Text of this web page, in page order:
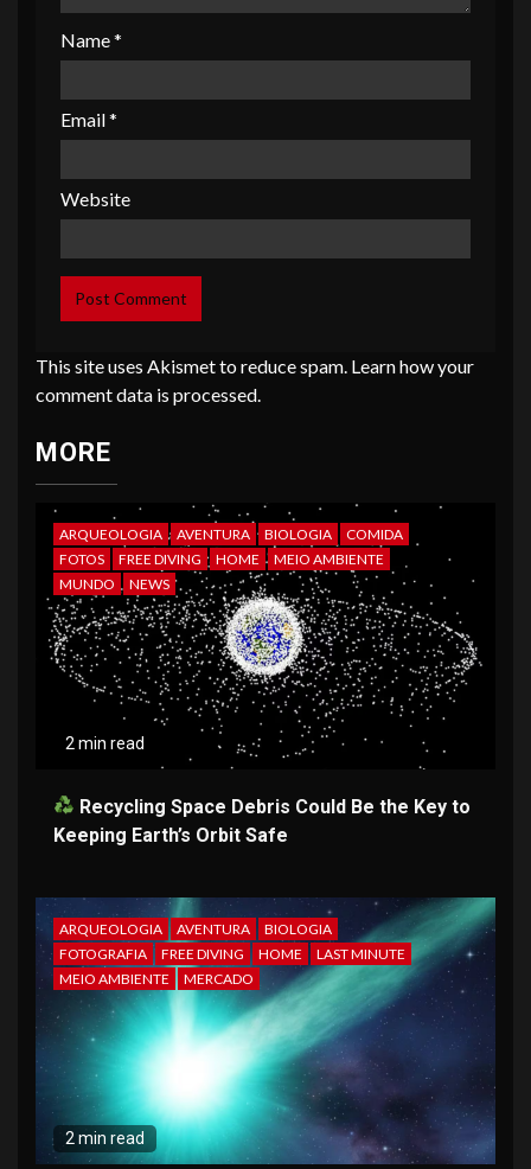
Name*
Email*
Website
This site uses Akismet to reduce spam. Learn how your
comment data is processed
MORE
ARQUEOLOGIA AVENTURA BIOLOGIA
COMIDA
FOTOS
FREE DIVING HOME
MEIO AMBIENTE
MUNDO
NEWS
2 min read
Recycling Space Debris Could Be the Key to
Keeping Earth’s Orbit Safe
ARQUEOLOGIA AVENTURA
BIOLOGIA
FOTOGRAFIA
FREE DIVING HOME
LAST MINUTE
MEIO AMBIENTE
MERCADO
2 min read